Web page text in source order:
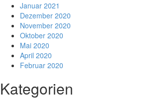
Januar 2021
Dezember 2020
November 2020
Oktober 2020
Mai 2020
April 2020
Februar 2020
Kategorien